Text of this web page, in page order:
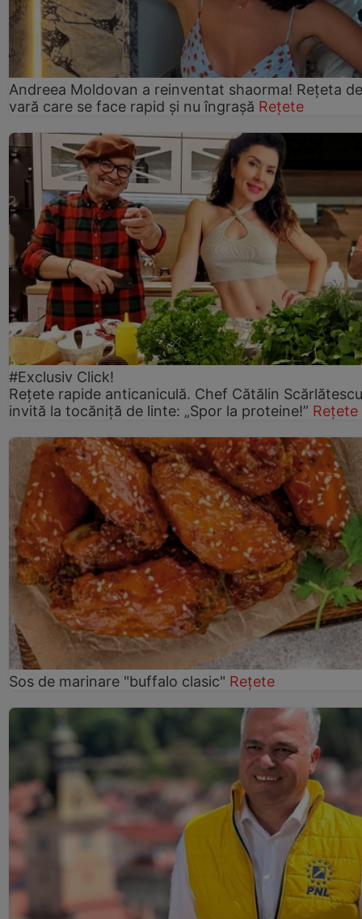
Andreea Moldovan a reinventat shaorma! Rețeta de
vară care se face rapid și nu îngrașă Rețete
#Exclusiv Click!
Rețete rapide anticaniculă. Chef Cătălin
invită la tocăniță de linte: „Spor la proteine!” Rețete
Sos de marinare "buffalo clasic" Rețete